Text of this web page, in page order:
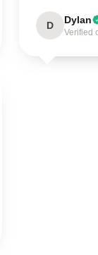
D Dylan
Verified